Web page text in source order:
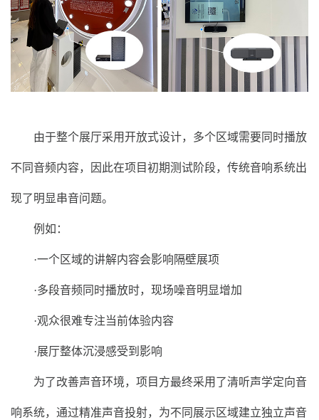
由于整个展厅采用开放式设计，多个区域需要同时播放
不同音频内容，因此在项目初期测试阶段，传统音响系统出
现了明显串音问题。
例如：
·一个区域的讲解内容会影响隔壁展项
·多段音频同时播放时，现场噪音明显增加
·观众很难专注当前体验内容
·展厅整体沉浸感受到影响
为了改善声音环境，项目方最终采用了清听声学定向音
响系统，通过精准声音投射，为不同展示区域建立独立声音